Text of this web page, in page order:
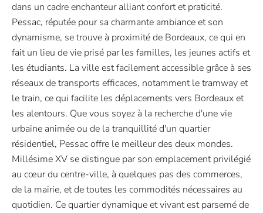
dans un cadre enchanteur alliant confort et praticité.
Pessac, réputée pour sa charmante ambiance et son
dynamisme, se trouve à proximité de Bordeaux, ce qui en
fait un lieu de vie prisé par les familles, les jeunes actifs et
les étudiants. La ville est facilement accessible grâce à ses
réseaux de transports efficaces, notamment le tramway et
le train, ce qui facilite les déplacements vers Bordeaux et
les alentours. Que vous soyez à la recherche d'une vie
urbaine animée ou de la tranquillité d'un quartier
résidentiel, Pessac offre le meilleur des deux mondes.
Millésime XV se distingue par son emplacement privilégié
au cœur du centre-ville, à quelques pas des commerces,
de la mairie, et de toutes les commodités nécessaires au
quotidien. Ce quartier dynamique et vivant est parsemé de